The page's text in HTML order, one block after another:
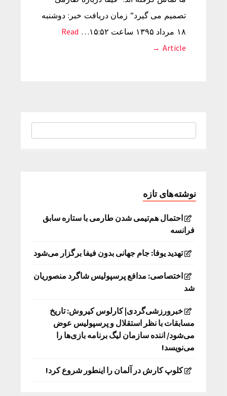
تصمیم می گیرد” زمان دریافت خبر: دوشنبه
۱۸ مرداد ۱۳۹۵ ساعت ۱۵:۵۲…
Read
Article →
نوشته‌های تازه
احتمال هم‌تیمی شدن طارمی با ستاره سابق
فرانسه
تهدید یوفا: جام جهانی بدون فیفا برگزار می‌شود
اختصاصی: مدافع پرسپولیس شاگرد منصوریان
شد
خبرورزشی‌گردی| کارلوس کیروش: تاریخ
مسابقات با نظر استقلال و پرسپولیس عوض
می‌شود/ اننده سازمان لیگ برنامه بازی‌ها را
می‌نویسد!
کلوپ کارش در آلمان را اینطور شروع کرد!